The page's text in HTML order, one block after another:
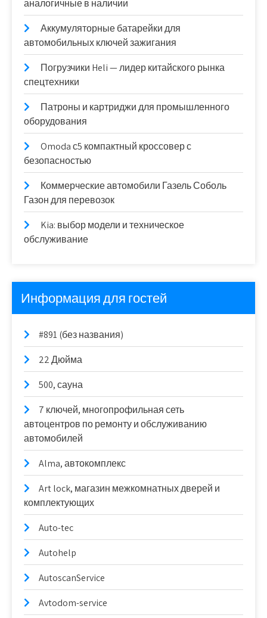
аналогичные в наличии
Аккумуляторные батарейки для
автомобильных ключей зажигания
Погрузчики Heli — лидер китайского рынка
спецтехники
Патроны и картриджи для промышленного
оборудования
Omoda с5 компактный кроссовер с
безопасностью
Коммерческие автомобили Газель Соболь
Газон для перевозок
Kia: выбор модели и техническое
обслуживание
Информация для гостей
#891 (без названия)
22 Дюйма
500, сауна
7 ключей, многопрофильная сеть
автоцентров по ремонту и обслуживанию
автомобилей
Alma, автокомплекс
Art lock, магазин межкомнатных дверей и
комплектующих
Auto-tec
Autohelp
AutoscanService
Avtodom-service